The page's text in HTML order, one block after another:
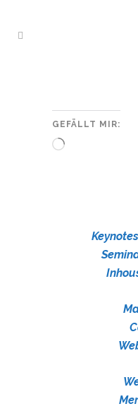
GEFÄLLT MIR:
Wird